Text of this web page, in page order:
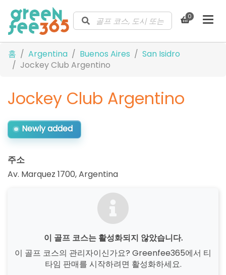
0
홈 Argentina Buenos Aires
San Isidro
Jockey Club Argentino
Jockey Club Argentino
Newly added
주소
Av. Marquez 1700,Argentina
이 골프 코스는 활성화되지 않았습니다.
이 골프 코스의 관리자이신가요? Greenfee365에서 티
타임 판매를 시작하려면 활성화하세요.